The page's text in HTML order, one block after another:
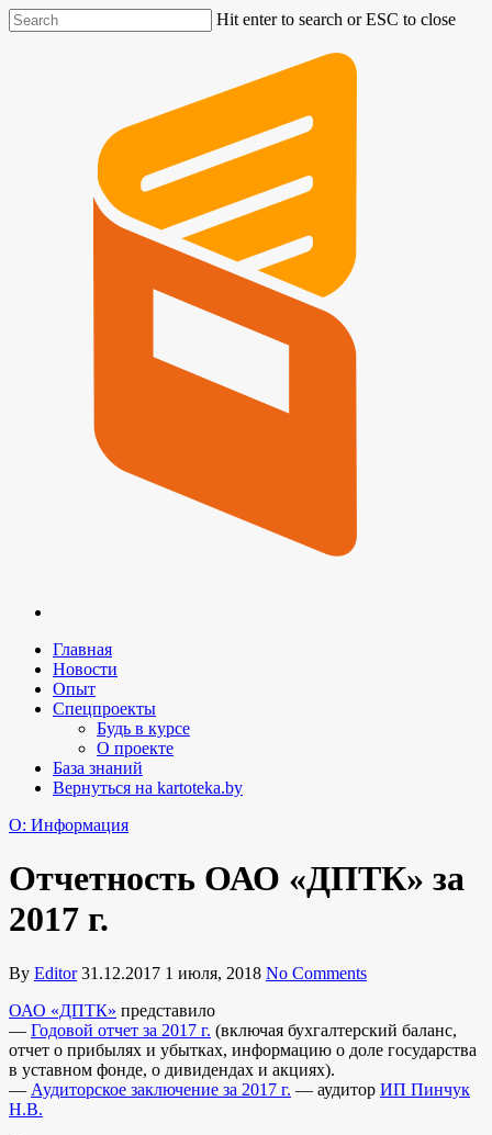
Hit enter to search or ESC to close
Главная
Новости
Опыт
Спецпроекты
Будь в курсе
О проекте
База знаний
Вернуться на kartoteka.by
O: Информация
Отчетность ОАО «ДПТК» за
2017 г.
By Editor 31.12.2017 1 июля, 2018 No Comments
ОАО «ДПТК» представило
— Годовой отчет за 2017 г. (включая бухгалтерский баланс,
отчет о прибылях и убытках, информацию о доле государства
в уставном фонде, о дивидендах и акциях).
— Аудиторское заключение за 2017 г. — аудитор ИП Пинчук
Н.В.